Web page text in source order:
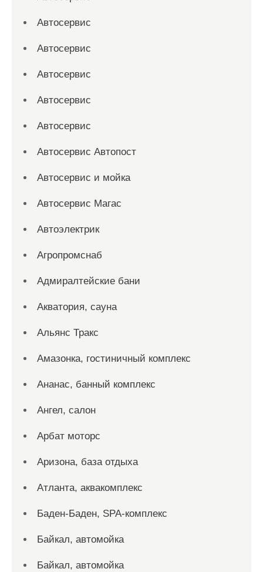
Автосервис
Автосервис
Автосервис
Автосервис
Автосервис
Автосервис Автопост
Автосервис и мойка
Автосервис Магас
Автоэлектрик
Агропромснаб
Адмиралтейские бани
Акватория, сауна
Альянс Тракс
Амазонка, гостиничный комплекс
Ананас, банный комплекс
Ангел, салон
Арбат моторс
Аризона, база отдыха
Атланта, аквакомплекс
Баден-Баден, SPA-комплекс
Байкал, автомойка
Байкал, автомойка